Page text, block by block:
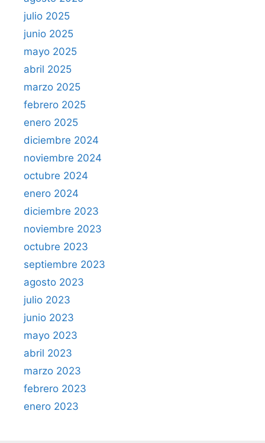
julio 2025
junio 2025
mayo 2025
abril 2025
marzo 2025
febrero 2025
enero 2025
diciembre 2024
noviembre 2024
octubre 2024
enero 2024
diciembre 2023
noviembre 2023
octubre 2023
septiembre 2023
agosto 2023
julio 2023
junio 2023
mayo 2023
abril 2023
marzo 2023
febrero 2023
enero 2023